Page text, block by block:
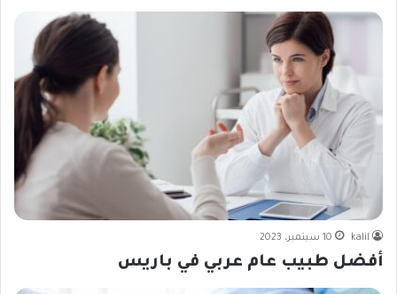
kalil 10 سبتمبر، 2023
أفضل طبيب عام عربي في باريس